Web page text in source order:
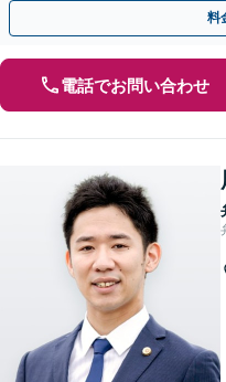
料
電話でお問い合わせ